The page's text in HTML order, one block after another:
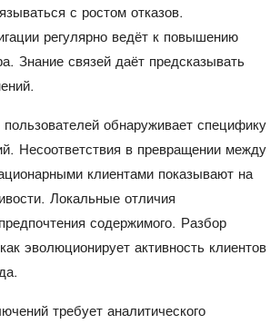
с ростом отказов.
регулярно ведёт к повышению
Знание связей даёт предсказывать
обнаруживает специфику
Несоответствия в превращении между
клиентами показывают на
Локальные отличия
содержимого. Разбор
эволюционирует активность клиентов
требует аналитического